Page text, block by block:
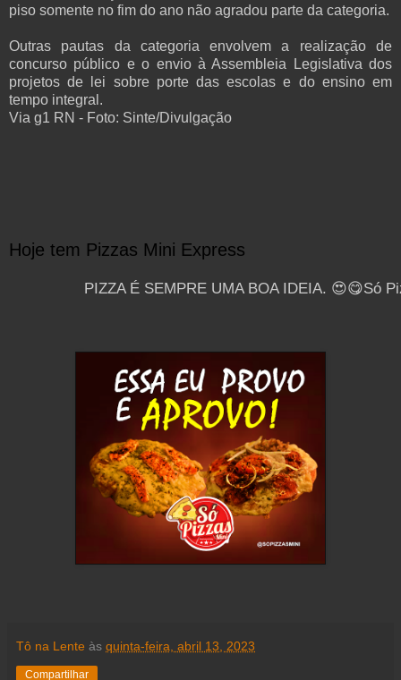
piso somente no fim do ano não agradou parte da categoria.
Outras pautas da categoria envolvem a realização de
concurso público e o envio à Assembleia Legislativa dos
projetos de lei sobre porte das escolas e do ensino em
tempo integral.
Via g1 RN - Foto: Sinte/Divulgação
Hoje tem Pizzas Mini Express
PIZZA É SEMPRE UMA BOA IDEIA. 😍😋Só
Tô na Lente às quinta-feira, abril 13, 2023
Compartilhar